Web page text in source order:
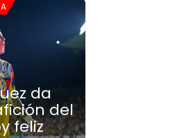
da
del
feliz